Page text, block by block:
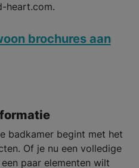
heart.com.
brochures aan
badkamer begint met het
Of je nu een volledige
paar elementen wilt